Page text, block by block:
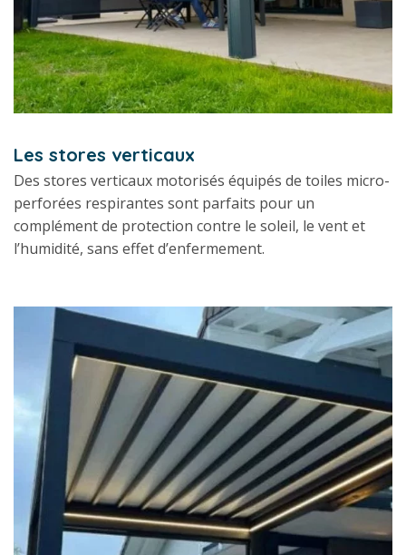
Les stores verticaux
Des stores verticaux motorisés équipés de toiles micro-
perforées respirantes sont parfaits pour un
complément de protection contre le soleil, le vent et
l’humidité, sans effet d’enfermement.